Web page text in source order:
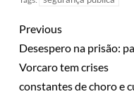
Previous
Desespero na prisão:
Vorcaro tem crises
constantes de choro e